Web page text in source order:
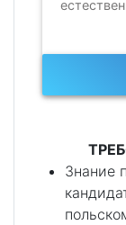
Знание